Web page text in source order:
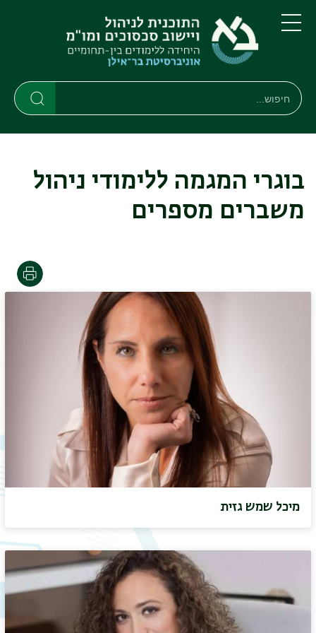
לתוכן
העיקרי
לתפריט
ניווט
ראשי
תפריט
חיפוש
חיפוש
בוגרי המגמה ללימודי ניהול
משברים מספרים
מיכל שמש גזית